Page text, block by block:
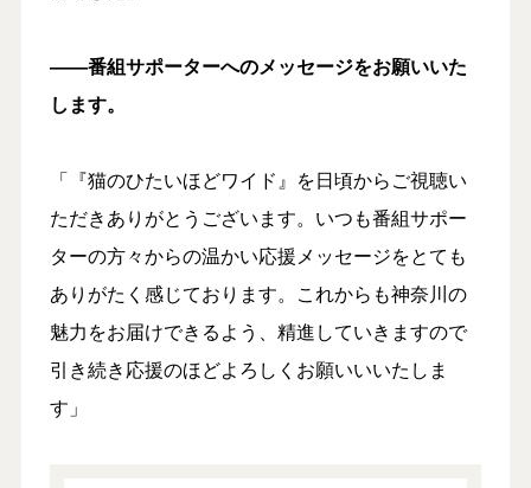
――番組サポーターへのメッセージをお願いいた
します。
「『猫のひたいほどワイド』を日頃からご視聴い
ただきありがとうございます。いつも番組サポー
ターの方々からの温かい応援メッセージをとても
ありがたく感じております。これからも神奈川の
魅力をお届けできるよう、精進していきますので
引き続き応援のほどよろしくお願いいいたしま
す」